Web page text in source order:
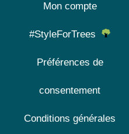
Mon compte
#StyleForTrees
Préférences de
consentement
Conditions générales